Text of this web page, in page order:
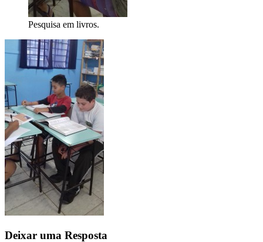
Pesquisa em livros.
Deixar uma Resposta